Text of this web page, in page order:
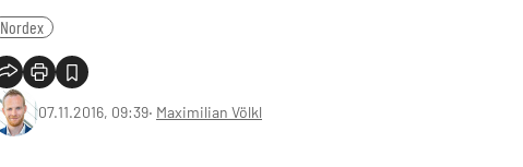
Nordex
07.11.2016, 09:39‧ Maximilian Völkl